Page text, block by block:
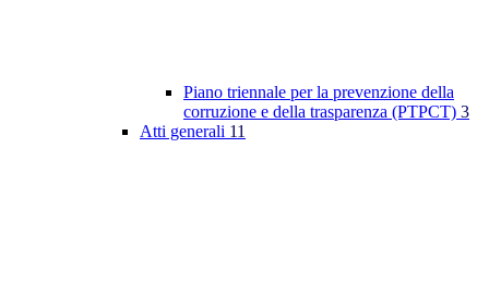
Piano triennale per la prevenzione della
corruzione e della trasparenza (PTPCT) 3
Atti generali 11